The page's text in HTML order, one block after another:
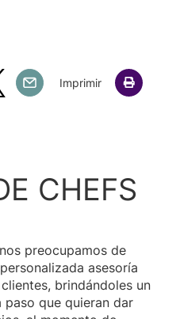
Twitter
Compartir Email
Imprimir
CHEFS
preocupamos de
asesoría
brindándoles un
que quieran dar